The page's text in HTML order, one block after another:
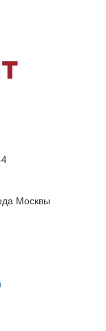
Москвы